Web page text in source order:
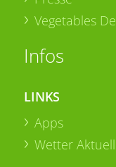
Vegetables
Infos
LINKS
Apps
Wetter Aktuell